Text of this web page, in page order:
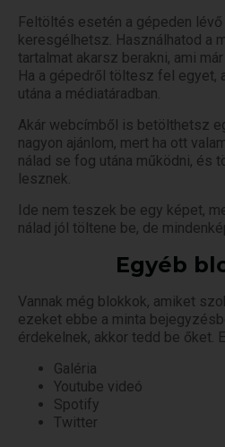
Feltöltés esetén a gépeden
keresgélhetsz. Használhatod a
tartalmat akarsz berakni, ami
Ha a gépedről töltesz fel egyet,
utána a médiatáradban.
Akár webcímből is betölthetsz
nagyon ajánlom, mert ha ott
nálad se fog utána működni, és
lesznek.
Ide nem teszek be egy képet,
nálad jól töltene be, de
Egyéb
Vannak még blokkok, amiket
ezeket ebbe a minta
érdekelnek, akkor tedd be őket.
Galéria
Youtube videó
Spotify
Twitter